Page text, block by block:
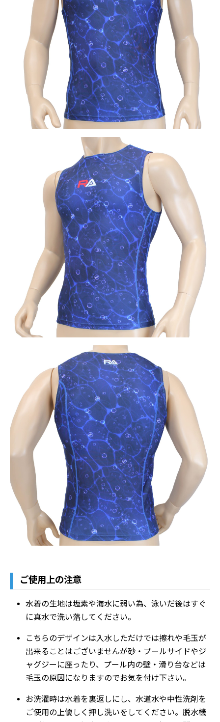
ご使用上の注意
水着の生地は塩素や海水に弱い為、泳いだ後はすぐ
に真水で洗い落してください。
こちらのデザインは入水しただけでは擦れや毛玉が
出来ることはございませんが砂・プールサイドやジ
ャグジーに座ったり、プール内の壁・滑り台などは
毛玉の原因になりますのでお気を付け下さい。
お洗濯時は水着を裏返しにし、水道水や中性洗剤を
ご使用の上優しく押し洗いをしてください。脱水機